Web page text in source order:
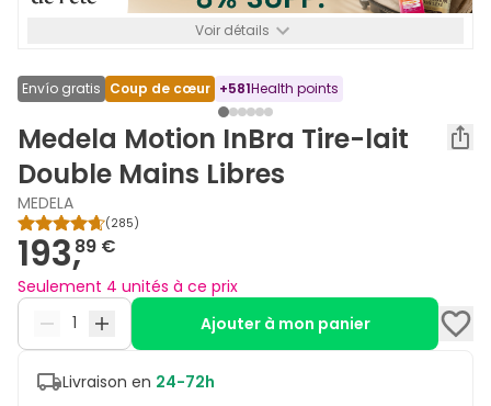
Voir détails
Envío gratis Coup de cœur +581Health points
Medela Motion InBra Tire-lait
Double Mains Libres
MEDELA
(285)
193,89 €
Seulement 4 unités à ce prix
Ajouter à mon panier
Livraison en 24-72h